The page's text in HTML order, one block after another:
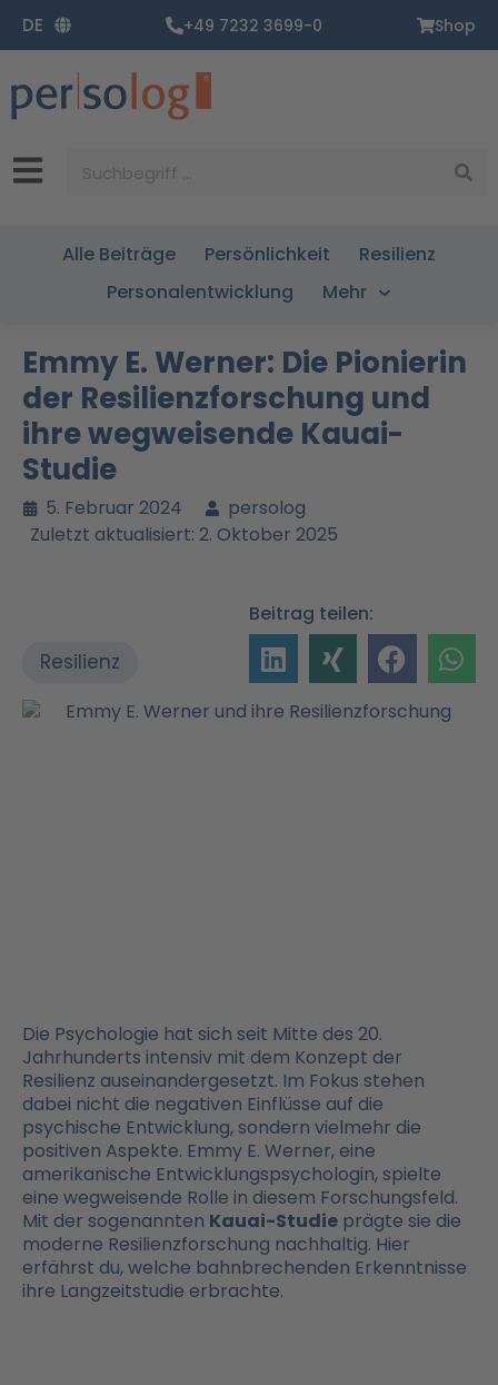
Inhalt
springen
DE +49 7232 3699-0 Shop
Alle Beiträge Persönlichkeit
Resilienz
Personalentwicklung
Mehr
Emmy E. Werner: Die Pionierin
der Resilienzforschung und
ihre wegweisende Kauai-
Studie
5. Februar 2024
persolog
Zuletzt aktualisiert: 2. Oktober 2025
Resilienz
Beitrag teilen:
Die Psychologie hat sich seit Mitte des 20.
Jahrhunderts intensiv mit dem Konzept der
Resilienz auseinandergesetzt. Im Fokus stehen
dabei nicht die negativen Einflüsse auf die
psychische Entwicklung, sondern vielmehr die
positiven Aspekte. Emmy E. Werner, eine
amerikanische Entwicklungspsychologin, spielte
eine wegweisende Rolle in diesem Forschungsfeld.
Mit der sogenannten Kauai-Studie prägte sie die
moderne Resilienzforschung nachhaltig. Hier
erfährst du, welche bahnbrechenden Erkenntnisse
ihre Langzeitstudie erbrachte.